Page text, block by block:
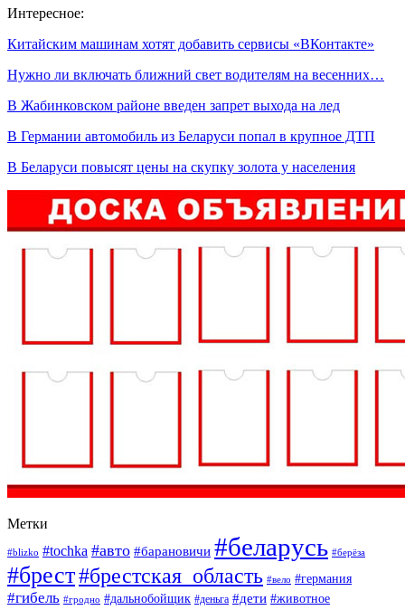
Интересное:
Китайским машинам хотят добавить сервисы «ВКонтакте»
Нужно ли включать ближний свет водителям на весенних…
В Жабинковском районе введен запрет выхода на лед
В Германии автомобиль из Беларуси попал в крупное ДТП
В Беларуси повысят цены на скупку золота у населения
Метки
#blizko #tochka #авто #барановичи #беларусь #берёза
#брест#брестская_область #вело #германия
#гибель #гродно #дальнобойщик #деньга #дети #животное